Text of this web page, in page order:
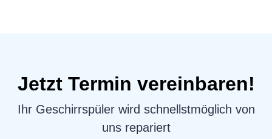
Jetzt Termin vereinbaren!
Ihr Geschirrspüler wird schnellstmöglich von
uns repariert